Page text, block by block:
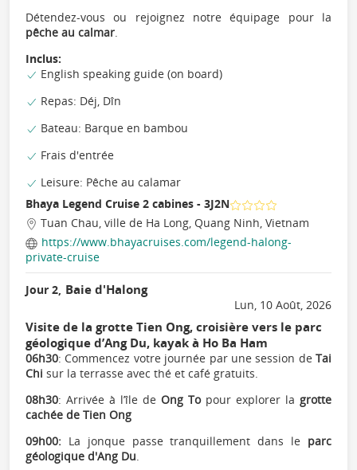
Détendez-vous ou rejoignez notre équipage pour la
pêche au calmar.
Inclus:
English speaking guide (on board)
Repas: Déj, Dîn
Bateau: Barque en bambou
Frais d'entrée
Leisure: Pêche au calamar
Bhaya Legend Cruise 2 cabines - 3J2N
Tuan Chau, ville de Ha Long, Quang Ninh, Vietnam
https://www.bhayacruises.com/legend-halong-
private-cruise
Jour 2, Baie d'Halong
Lun, 10 Août, 2026
Visite de la grotte Tien Ong, croisière vers le parc
géologique d’Ang Du, kayak à Ho Ba Ham
06h30: Commencez votre journée par une session de Tai
Chi sur la terrasse avec thé et café gratuits.
08h30: Arrivée à l’île de Ong Topour explorer la grotte
cachée de Tien Ong
09h00: La jonque passe tranquillement dans le parc
géologique d'Ang Du.